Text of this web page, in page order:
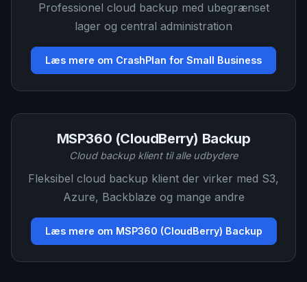
Professionel cloud backup med ubegrænset
lager og central administration
Læs mere om CrashPlan for Small Business
MSP360 (CloudBerry) Backup
Cloud backup klient til alle udbydere
Fleksibel cloud backup klient der virker med S3,
Azure, Backblaze og mange andre
Læs mere om MSP360 (CloudBerry) Backup